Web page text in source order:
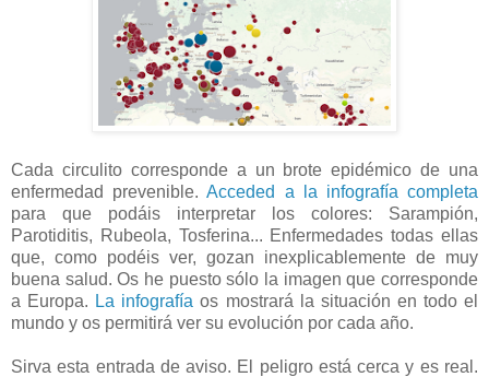
Cada circulito corresponde a un brote epidémico de una
enfermedad prevenible.Acceded a la infografía completa
para que podáis interpretar los colores: Sarampión,
Parotiditis, Rubeola, Tosferina... Enfermedades todas ellas
que, como podéis ver, gozan inexplicablemente de muy
buena salud. Os he puesto sólo la imagen que corresponde
a Europa. La infografíaos mostrará la situación en todo el
mundo y os permitirá ver su evolución por cada año.
Sirva esta entrada de aviso. El peligro está cerca y es real.